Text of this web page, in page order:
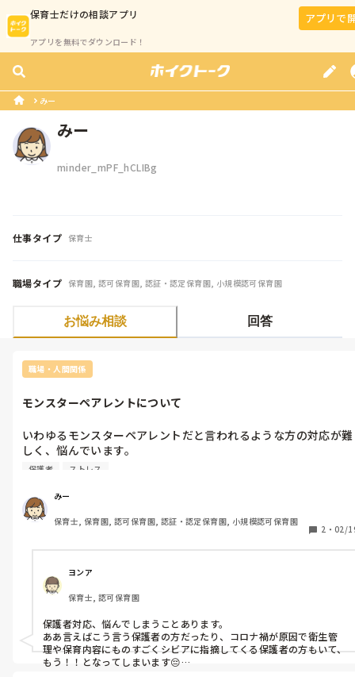
保育士だけの相談アプリ
アプリを無料でダウンロード！
アプリで
みー
みー
minder_mPF_hCLIBg
仕事タイプ 保育士
職場タイプ 保育園, 認可保育園, 認証・認定保育園, 小規模認可保育園
お悩み相談 回答
職場・人間関係
モンスターペアレントについて
いわゆるモンスターペアレントだと言われるような方の対応が難
しく、悩んでいます。
具体的なクレームは、個人特定を避けるため伏せますが、自分の
が言っていることを100パーセント信じてしまうタイプでもあり
ます。(その子は親の気をひきたくて、大袈裟に言ったり違うこと
を言ったりしてることがよくあります。)
そのため、うちの子がこう言っている、どうなってるんだという
クレームがしょっちゅう入ります。
今年だけでなく、その子が在園している間、ずっと同じような感
じで、またここの保護者か…というのは園の先生がみんな思って
おり、ここを乗り越えればこの先そんなにすごい保護者はいない
と思うよと、言われるくらいの方です。
傾聴しながら対応してますが、もうこの保護者のことを考えるだ
けでうんざりしてきます。
保護者 ストレス
みー
保育士, 保育園, 認可保育園, 認証・認定保育園, 小規模認可保育園
2 ・ 02/
ヨンア
保育士, 認可保育園
保護者対応、悩んでしまうことあります。
ああ言えばこう言う保護者の方だったり、コロナ禍が原因で衛生管
理や保育内容にものすごくシビアに指摘してくる保護者の方もいて、
もう！！となってしまいます😔